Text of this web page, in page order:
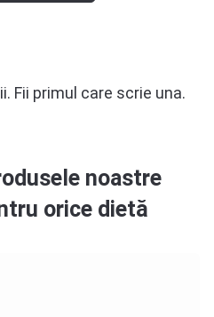
Fii primul care scrie una.
noastre
orice dietă